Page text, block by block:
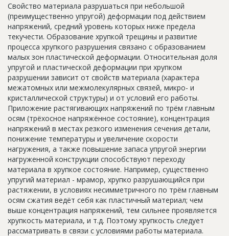
База строящихся объектов
Инвестпроекты
Глоссарий
Новости
Платные услуги
Пресс-релизы
Правила работы
Контакты
Личный кабинет
Свойство материала разрушаться при небольшой
(преимущественно упругой) деформации под действием
напряжений, средний уровень которых ниже предела
текучести. Образование хрупкой трещины и развитие
процесса хрупкого разрушения связано с образованием
малых зон пластической деформации. Относительная доля
упругой и пластической деформации при хрупком
разрушении зависит от свойств материала (характера
межатомных или межмолекулярных связей, микро- и
кристаллической структуры) и от условий его работы.
Приложение растягивающих напряжений по трём главным
осям (трёхосное напряжённое состояние), концентрация
напряжений в местах резкого изменения сечения детали,
понижение температуры и увеличение скорости
нагружения, а также повышение запаса упругой энергии
нагруженной конструкции способствуют переходу
материала в хрупкое состояние. Например, существенно
упругий материал - мрамор, хрупко разрушающийся при
растяжении, в условиях несимметричного по трём главным
осям сжатия ведёт себя как пластичный материал; чем
выше концентрация напряжений, тем сильнее проявляется
хрупкость материала, и т.д. Поэтому хрупкость следует
рассматривать в связи с условиями работы материала.